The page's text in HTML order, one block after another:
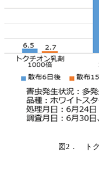
図2． トク